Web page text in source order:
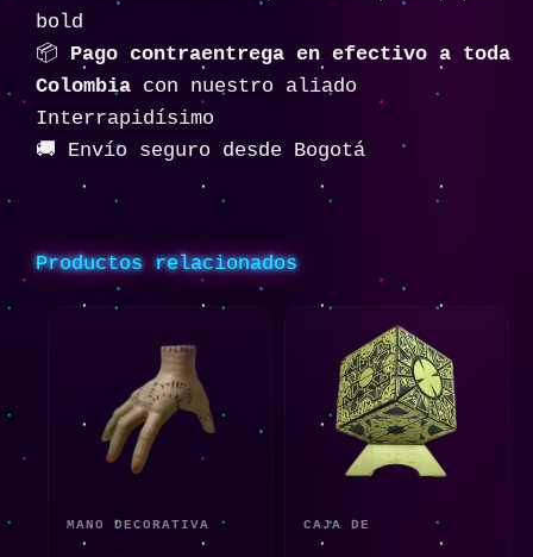
bold
📦 Pago contraentrega en efectivo a toda
Colombia con nuestro aliado
Interrapidísimo
🚚 Envío seguro desde Bogotá
Productos relacionados
MANO DECORATIVA CAJA DE